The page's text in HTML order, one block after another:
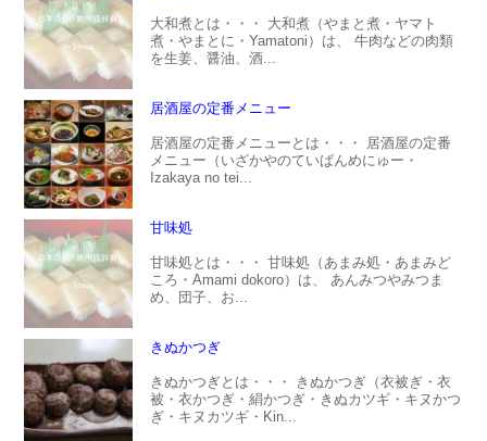
大和煮とは・・・ 大和煮（やまと煮・ヤマト
煮・やまとに・Yamatoni）は、 牛肉などの肉類
を生姜、醤油、酒...
居酒屋の定番メニュー
居酒屋の定番メニューとは・・・ 居酒屋の定番
メニュー（いざかやのていばんめにゅー・
Izakaya no tei...
甘味処
甘味処とは・・・ 甘味処（あまみ処・あまみど
ころ・Amami dokoro）は、 あんみつやみつま
め、団子、お...
きぬかつぎ
きぬかつぎとは・・・ きぬかつぎ（衣被ぎ・衣
被・衣かつぎ・絹かつぎ・きぬカツギ・キヌかつ
ぎ・キヌカツギ・Kin...